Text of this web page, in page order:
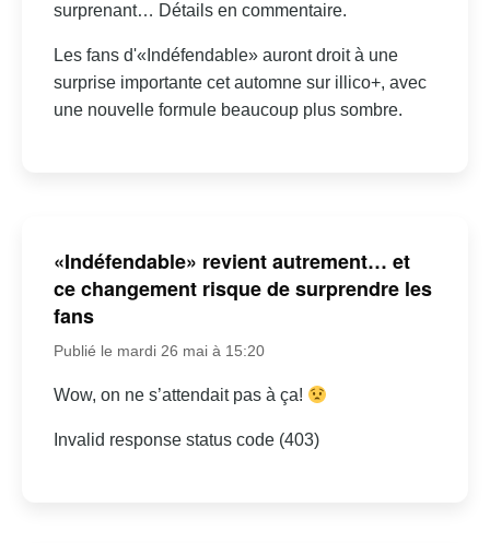
surprenant… Détails en commentaire.
Les fans d'«Indéfendable» auront droit à une
surprise importante cet automne sur illico+, avec
une nouvelle formule beaucoup plus sombre.
«Indéfendable» revient autrement… et
ce changement risque de surprendre les
fans
Publié le mardi 26 mai à 15:20
Wow, on ne s’attendait pas à ça!
Invalid response status code (403)